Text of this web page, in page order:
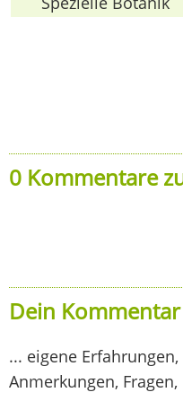
0 Kommentare
Dein
... eigene Erfahrungen,
Anmerkungen, Fragen,